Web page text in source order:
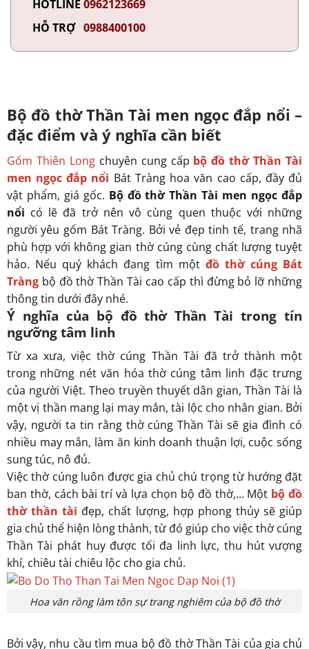
HOTLINE 0962123669
HỖ TRỢ 0988400100
Bộ đồ thờ Thần Tài men ngọc đắp nổi –
đặc điểm và ý nghĩa cần biết
Gốm Thiên Longchuyên cung cấp bộ đồ thờ Thần Tài
men ngọc đắp nổi Bát Tràng hoa văn cao cấp, đầy đủ
vật phẩm, giá gốc. Bộ đồ thờ Thần Tài men ngọc đắp
nổi có lẽ đã trở nên vô cùng quen thuộc với những
người yêu gốm Bát Tràng. Bởi vẻ đẹp tinh tế, trang nhã
phù hợp với không gian thờ cúng cùng chất lượng tuyệt
hảo. Nếu quý khách đang tìm một đồ thờ cúng Bát
Tràngbộ đồ thờ Thần Tài cao cấp thì đừng bỏ lỡ những
thông tin dưới đây nhé.
Ý nghĩa của bộ đồ thờ Thần Tài trong tín
ngưỡng tâm linh
Từ xa xưa, việc thờ cúng Thần Tài đã trở thành một
trong những nét văn hóa thờ cúng tâm linh đặc trưng
của người Việt. Theo truyền thuyết dân gian, Thần Tài là
một vị thần mang lại may mắn, tài lộc cho nhân gian. Bởi
vậy, người ta tin rằng thờ cúng Thần Tài sẽ gia đình có
nhiều may mắn, làm ăn kinh doanh thuận lợi, cuộc sống
sung túc, nô đủ.
Việc thờ cúng luôn được gia chủ chú trọng từ hướng đặt
ban thờ, cách bài trí và lựa chọn bộ đồ thờ,… Một bộ đồ
thờ thần tài đẹp, chất lượng, hợp phong thủy sẽ giúp
gia chủ thể hiện lòng thành, từ đó giúp cho việc thờ cúng
Thần Tài phát huy được tối đa linh lực, thu hút vượng
khí, chiêu tài chiêu lộc cho gia chủ.
Hoa văn rồng làm tôn sự trang nghiêm của bộ đồ thờ
Bởi vậy, nhu cầu tìm mua bộ đồ thờ Thần Tài của gia chủ